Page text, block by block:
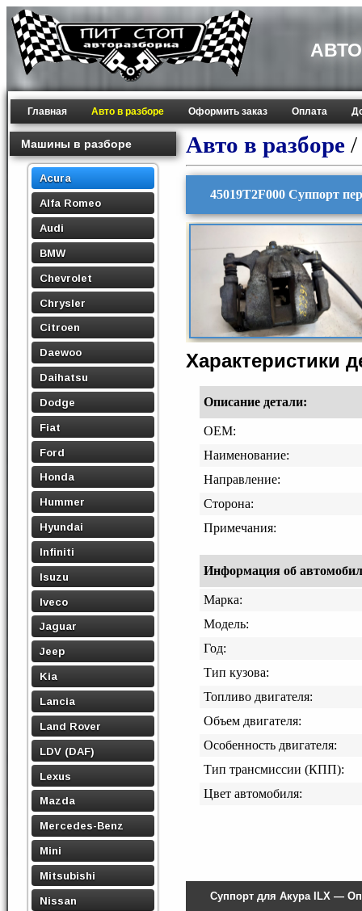
Главная Авто в разборе Оформить заказ Оплата
Машины в разборе
Acura
Alfa Romeo
Audi
BMW
Chevrolet
Chrysler
Citroen
Daewoo
Daihatsu
Dodge
Fiat
Ford
Honda
Hummer
Hyundai
Infiniti
Isuzu
Iveco
Jaguar
Jeep
Kia
Lancia
Land Rover
LDV (DAF)
Lexus
Mazda
Mercedes-Benz
Mini
Mitsubishi
Nissan
Авто в разборе /
45019T2F000 Суппорт
Характеристики
Описание детали:
OEM:
Наименование:
Направление:
Сторона:
Примечания:
Информация об
Марка:
Модель:
Год:
Тип кузова:
Топливо двигателя:
Объем двигателя:
Особенность двигателя:
Тип трансмиссии (КПП):
Цвет автомобиля:
Суппорт для Акура ILX —